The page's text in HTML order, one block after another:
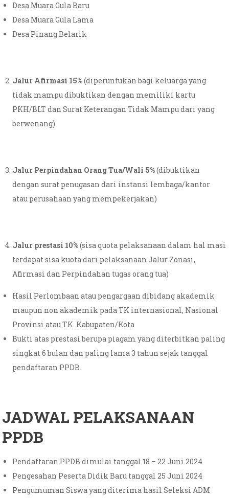
Desa Muara Gula Baru
Desa Muara Gula Lama
Desa Pinang Belarik
Jalur Afirmasi 15%(diperuntukan bagi keluarga yang
tidak mampu dibuktikan dengan memiliki kartu
PKH/BLT dan Surat Keterangan Tidak Mampu dari yang
berwenang)
Jalur Perpindahan Orang Tua/Wali 5%(dibuktikan
dengan surat penugasan dari instansi lembaga/kantor
atau perusahaan yang mempekerjakan)
Jalur prestasi 10%(sisa quota pelaksanaan dalam hal masi
terdapat sisa kuota dari pelaksanaan Jalur Zonasi,
Afirmasi dan Perpindahan tugas orang tua)
Hasil Perlombaan atau pengargaan dibidang akademik
maupun non akademik pada TK internasional, Nasional
Provinsi atau TK. Kabupaten/Kota
Bukti atas prestasi berupa piagam yang diterbitkan paling
singkat 6 bulan dan paling lama 3 tahun sejak tanggal
pendaftaran PPDB.
JADWAL PELAKSANAAN
PPDB
Pendaftaran PPDB dimulai tanggal 18 – 22 Juni 2024
Pengesahan Peserta Didik Baru tanggal 25 Juni 2024
Pengumuman Siswa yang diterima hasil Seleksi ADM